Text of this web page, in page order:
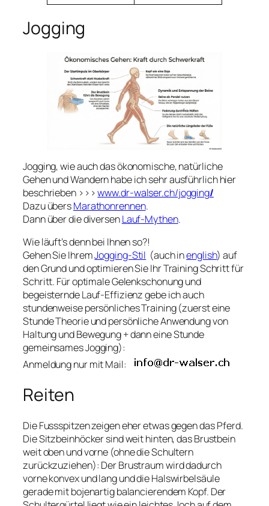
Jogging
Jogging, wie auch das ökonomische, natürliche
Gehen und Wandern habe ich sehr ausführlich hier
beschrieben >>>www.dr-walser.ch/jogging/
Dazu übersMarathonrennen.
Dann über die diversenLauf-Mythen.
Wie läuft’s denn bei Ihnen so?!
Gehen Sie IhremJogging-Stil (auch inenglish) auf
den Grund und optimieren Sie Ihr Training Schritt für
Schritt. Für optimale Gelenkschonung und
begeisternde Lauf-Effizienz gebe ich auch
stundenweise persönliches Training (zuerst eine
Stunde Theorie und persönliche Anwendung von
Haltung und Bewegung + dann eine Stunde
gemeinsames Jogging):
Anmeldung nur mit Mail:
Reiten
Die Fussspitzen zeigen eher etwas gegen das Pferd.
Die Sitzbeinhöcker sind weit hinten, das Brustbein
weit oben und vorne (ohne die Schultern
zurückzuziehen): Der Brustraum wird dadurch
vorne konvex und lang und die Halswirbelsäule
gerade mit bojenartig balancierendem Kopf. Der